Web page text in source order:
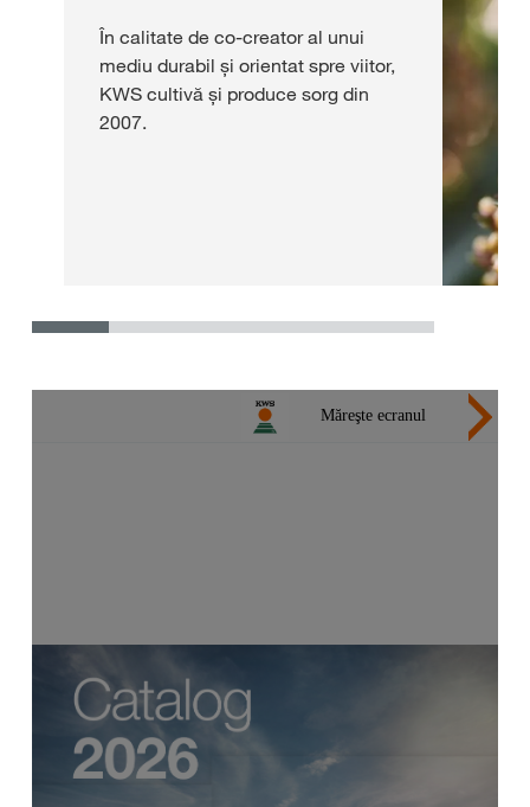
În calitate de co-creator al unui
mediu durabil și orientat spre viitor,
KWS cultivă și produce sorg din
2007.